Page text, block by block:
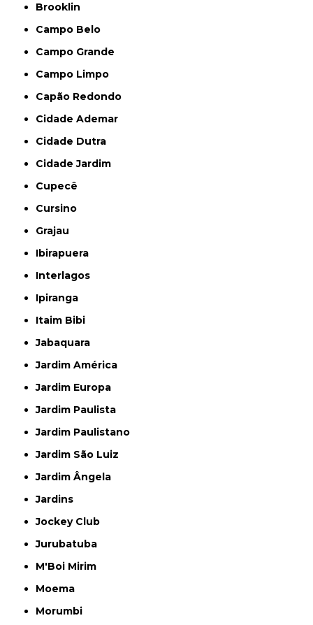
Brooklin
Campo Belo
Campo Grande
Campo Limpo
Capão Redondo
Cidade Ademar
Cidade Dutra
Cidade Jardim
Cupecê
Cursino
Grajau
Ibirapuera
Interlagos
Ipiranga
Itaim Bibi
Jabaquara
Jardim América
Jardim Europa
Jardim Paulista
Jardim Paulistano
Jardim São Luiz
Jardim Ângela
Jardins
Jockey Club
Jurubatuba
M'Boi Mirim
Moema
Morumbi